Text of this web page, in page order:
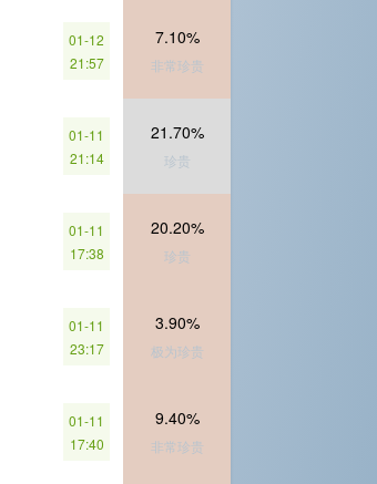
01-12
21:57
7.10%
非常珍贵
01-11
21:14
21.70%
珍贵
01-11
17:38
20.20%
珍贵
01-11
23:17
3.90%
极为珍贵
01-11
17:40
9.40%
非常珍贵